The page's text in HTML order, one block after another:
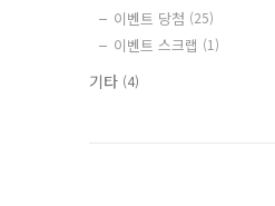
이벤트 당첨 (25)
이벤트 스크랩 (1)
기타 (4)